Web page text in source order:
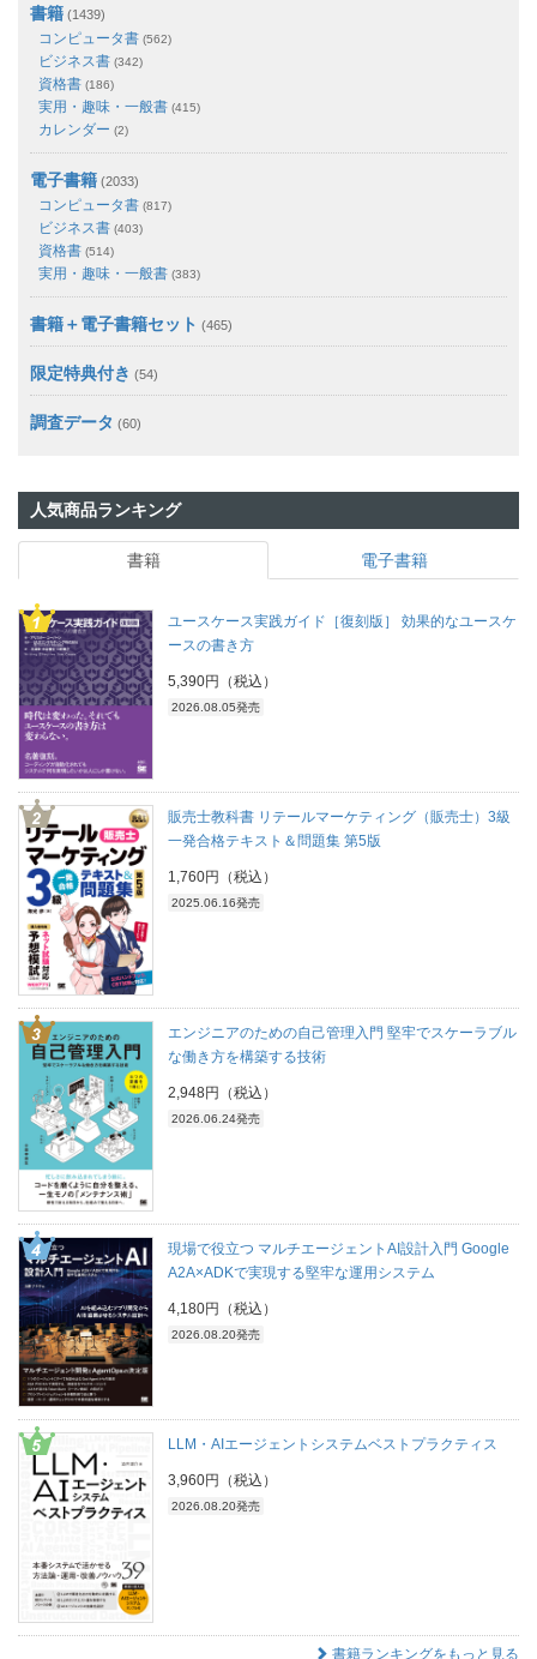
書籍 (1439)
コンピュータ書 (562)
ビジネス書 (342)
資格書 (186)
実用・趣味・一般書 (415)
カレンダー (2)
電子書籍 (2033)
コンピュータ書 (817)
ビジネス書 (403)
資格書 (514)
実用・趣味・一般書 (383)
書籍＋電子書籍セット (465)
限定特典付き (54)
調査データ (60)
人気商品ランキング
書籍 電子書籍
ユースケース実践ガイド［復刻版］ 効果的なユースケ
ースの書き方
5,390円（税込）
2026.08.05発売
販売士教科書 リテールマーケティング（販売士）3級
一発合格テキスト＆問題集 第5版
1,760円（税込）
2025.06.16発売
エンジニアのための自己管理入門 堅牢でスケーラブル
な働き方を構築する技術
2,948円（税込）
2026.06.24発売
現場で役立つ マルチエージェントAI設計入門 Google
A2A×ADKで実現する堅牢な運用システム
4,180円（税込）
2026.08.20発売
LLM・AIエージェントシステムベストプラクティス
3,960円（税込）
2026.08.20発売
書籍ランキングをもっと見る